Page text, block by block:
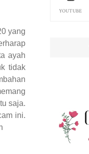
yang
ayah
tidak
saja.
ini.
YOUTUBE